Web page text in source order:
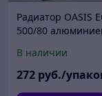
Радиатор OASIS
500/80
В наличии
272 руб./